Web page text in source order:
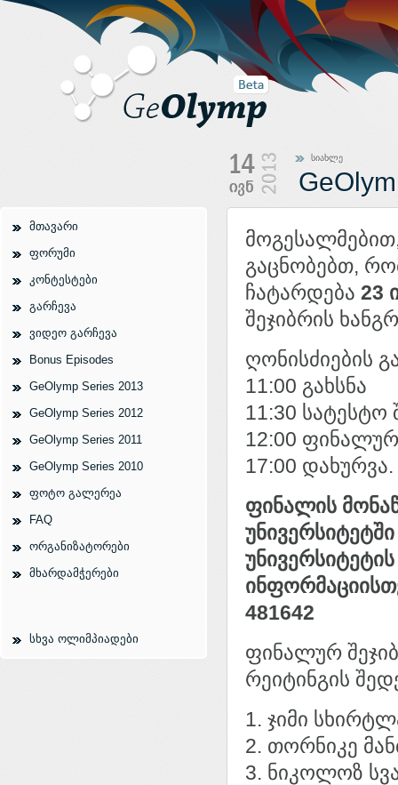
მთავარი
ფორუმი
კონტესტები
გარჩევა
ვიდეო გარჩევა
Bonus Episodes
GeOlymp Series 2013
GeOlymp Series 2012
GeOlymp Series 2011
GeOlymp Series 2010
ფოტო გალერეა
FAQ
ორგანიზატორები
მხარდამჭერები
სხვა ოლიმპიადები
სიახლე
გაცნობებთ,
ჩატარდება 23
შეჯიბრის
ღონისძიების
11:00 გახსნა
11:30 სატესტო
12:00
17:00 დახურვა.
ფინალის
481642
ფინალურ
რეიტინგის
1. ჯიმი
2. თორნიკე
3. ნიკოლოზ